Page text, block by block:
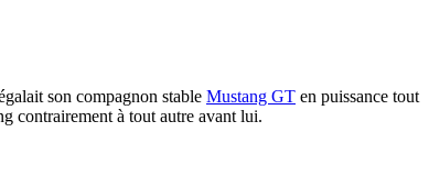
son compagnon stable Mustang GT en puissance tout
contrairement à tout autre avant lui.